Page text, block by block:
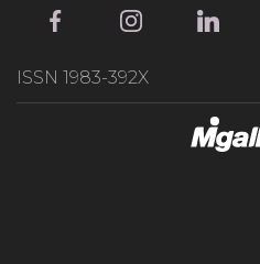
ISSN 1983-392X